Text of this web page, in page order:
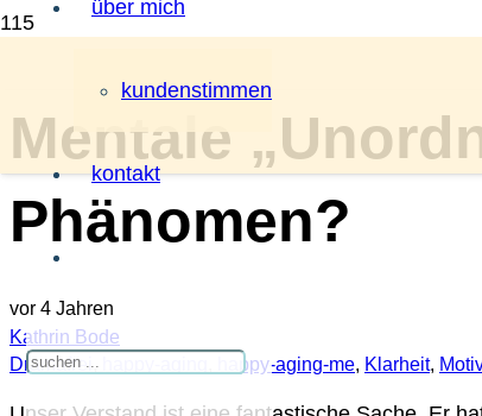
über mich
kundenstimmen
kontakt
Mentale
Phänomen?
vor 4 Jahren
Kathrin Bode
Dramafrei, happy-aging-me, Klarheit,